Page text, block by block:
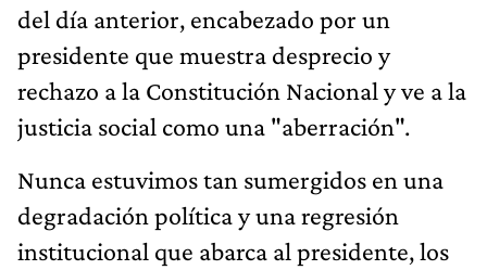
del día anterior, encabezado por un
presidente que muestra desprecio y
rechazo a la Constitución Nacional y ve a la
justicia social como una "aberración".
Nunca estuvimos tan sumergidos en una
degradación política y una regresión
institucional que abarca al presidente, los